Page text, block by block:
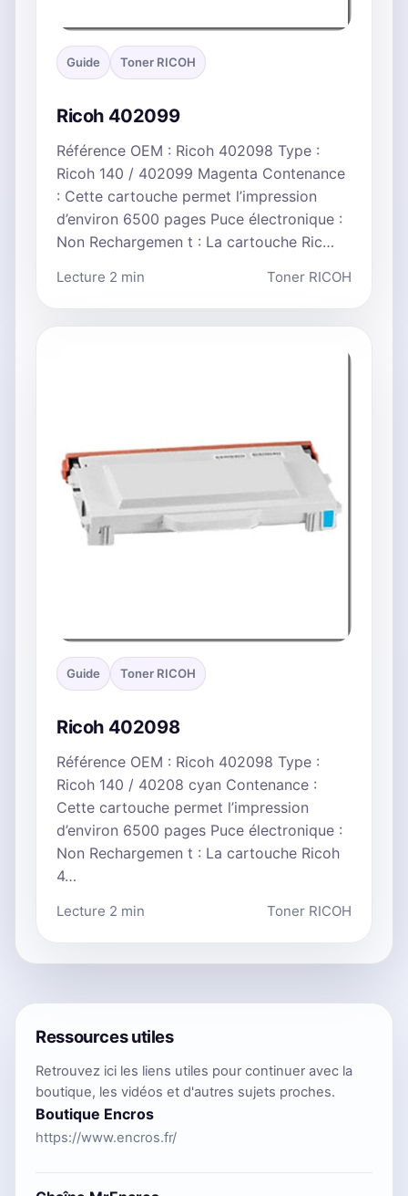
Guide Toner RICOH
Ricoh 402099
Référence OEM : Ricoh 402098 Type :
Ricoh 140 / 402099 Magenta Contenance
: Cette cartouche permet l’impression
d’environ 6500 pages Puce électronique :
Non Rechargemen t : La cartouche Ric…
Lecture 2 min Toner RICOH
Guide Toner RICOH
Ricoh 402098
Référence OEM : Ricoh 402098 Type :
Ricoh 140 / 40208 cyan Contenance :
Cette cartouche permet l’impression
d’environ 6500 pages Puce électronique :
Non Rechargemen t : La cartouche Ricoh
4…
Lecture 2 min Toner RICOH
Ressources utiles
Retrouvez ici les liens utiles pour continuer avec la
boutique, les vidéos et d'autres sujets proches.
Boutique Encros
https://www.encros.fr/